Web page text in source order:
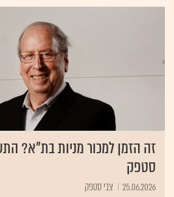
זה הזמן למכור מניות בת"א?
סטפק
25.06.2026 צבי סטפק